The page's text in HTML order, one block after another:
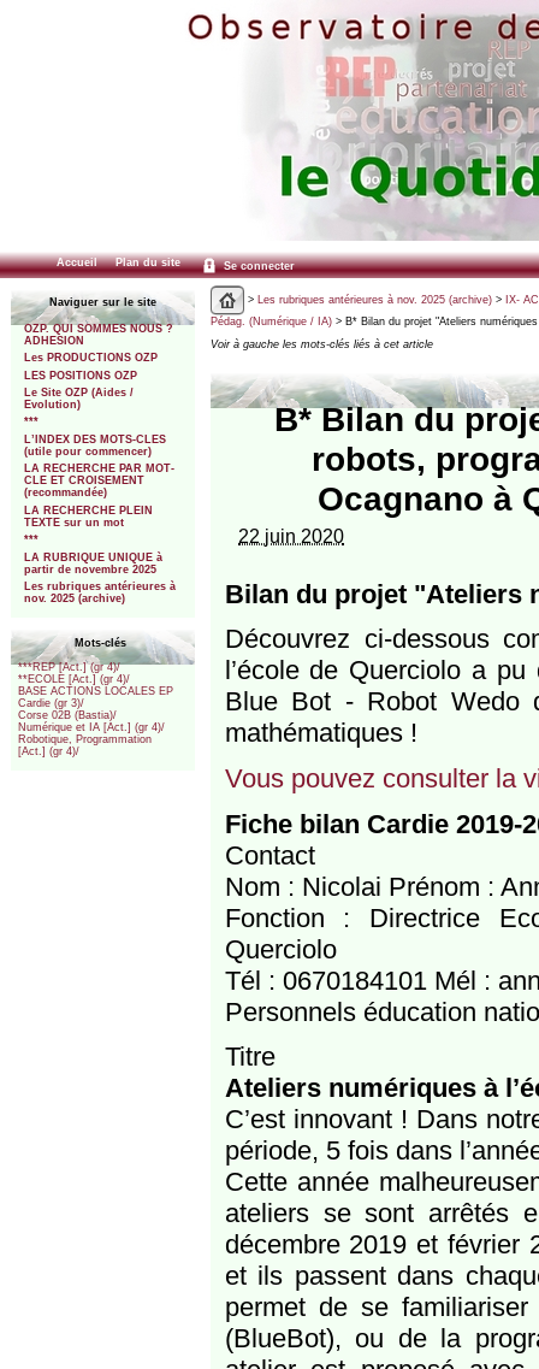
Accueil Plan du site Se connecter
Naviguer sur le site
OZP. QUI SOMMES NOUS ?
ADHESION
Les PRODUCTIONS OZP
LES POSITIONS OZP
Le Site OZP (Aides /
Evolution)
***
L’INDEX DES MOTS-CLES
(utile pour commencer)
LA RECHERCHE PAR MOT-
CLE ET CROISEMENT
(recommandée)
LA RECHERCHE PLEIN
TEXTE sur un mot
***
LA RUBRIQUE UNIQUE à
partir de novembre 2025
Les rubriques antérieures à
nov. 2025 (archive)
Mots-clés
***REP [Act.] (gr 4)/
**ECOLE [Act.] (gr 4)/
BASE ACTIONS LOCALES EP
Cardie (gr 3)/
Corse 02B (Bastia)/
Numérique et IA [Act.] (gr 4)/
Robotique, Programmation
[Act.] (gr 4)/
> Les rubriques antérieures à nov. 2025 (archive)> IX-
Pédag. (Numérique / IA)> B* Bilan du projet "Ateliers
Voir à gauche les mots-clés liés à cet article
B* Bilan du
robots,
Ocagnano à
22 juin 2020
Bilan du projet "Ateliers
Découvrez ci-dessous
l’école de Querciolo a
Blue Bot - Robot Wedo
mathématiques !
Vous pouvez consulter la
Fiche bilan Cardie 2019-
Contact
Nom : Nicolai Prénom :
Fonction : Directrice
Querciolo
Tél : 0670184101 Mél :
Personnels éducation
Titre
Ateliers numériques à
C’est innovant ! Dans
période, 5 fois dans
Cette année
ateliers se sont arrêtés
décembre 2019 et février
et ils passent dans
permet de se familiariser
(BlueBot), ou de la